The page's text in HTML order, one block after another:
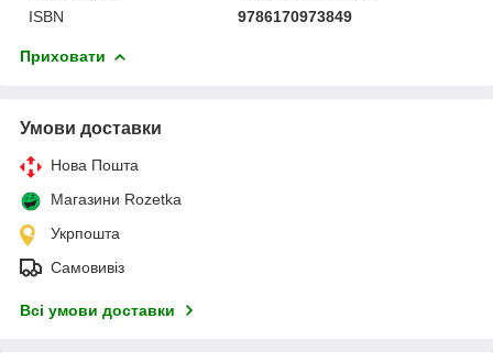
ISBN
9786170973849
Приховати
Умови доставки
Нова Пошта
Магазини Rozetka
Укрпошта
Самовивіз
Всі умови доставки